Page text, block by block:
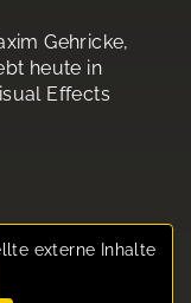
Gehricke,
heute in
Effects
externe Inhalte